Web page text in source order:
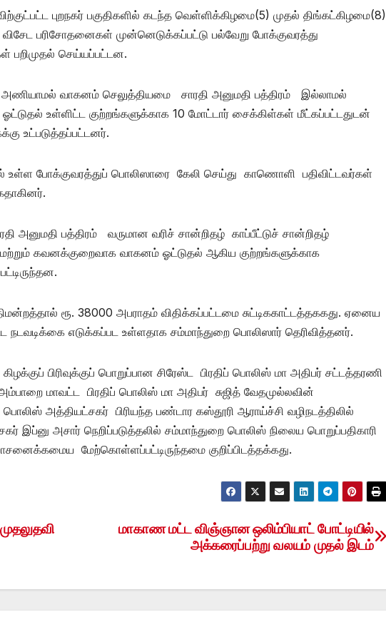
புறநகர் பகுதிகளில் கடந்த வெள்ளிக்கிழமை(5) முதல் திங்கட்கிழமை(8)
விசேட பரிசோதனைகள் முன்னெடுக்கப்பட்டு பல்வேறு போக்குவரத்து
பறிமுதல் செய்யப்பட்டன.
வாகனம் செலுத்தியமை சாரதி அனுமதி பத்திரம் இல்லாமல்
உள்ளிட்ட குற்றங்களுக்காக 10 மோட்டார் சைக்கிள்கள் மீட்கப்பட்டதுடன்
உட்படுத்தப்பட்டனர்.
உள்ள போக்குவரத்துப் பொலிஸாரை கேலி செய்து காணொளி பதிவிட்டவர்கள்
அனுமதி பத்திரம் வருமான வரிச் சான்றிதழ் காப்பீட்டுச் சான்றிதழ்
கவனக்குறைவாக வாகனம் ஓட்டுதல் ஆகிய குற்றங்களுக்காக
ரூ. 38000 அபராதம் விதிக்கப்பட்டமை சுட்டிககாட்டத்தககது. ஏனைய
நடவடிக்கை எடுக்கப்பட உள்ளதாக சம்மாந்துறை பொலிஸார் தெரிவித்தனர்.
பிரிவுக்குப் பொறுப்பான சிரேஸ்ட பிரதிப் பொலிஸ் மா அதிபர் சட்டத்தரணி
மாவட்ட பிரதிப் பொலிஸ் மா அதிபர் சுஜித் வேதமுல்லவின்
அத்தியட்சகர் பிரியந்த பண்டார கஸ்தூரி ஆராய்ச்சி வழிநடத்திலில்
இப்னு அசார் நெறிப்படுத்தலில் சம்மாந்துறை பொலிஸ் நிலைய பொறுப்பதிகாரி
மேற்கொள்ளப்பட்டிருந்தமை குறிப்பிடத்தக்கது.
மாகாண மட்ட விஞ்ஞான ஒலிம்பியாட் போட்டியில்
அக்கரைப்பற்று வலயம் முதல் இடம்